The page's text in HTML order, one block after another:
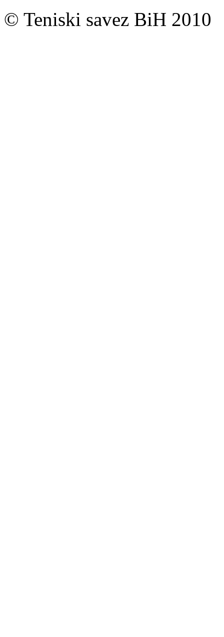
© Teniski savez BiH 2010